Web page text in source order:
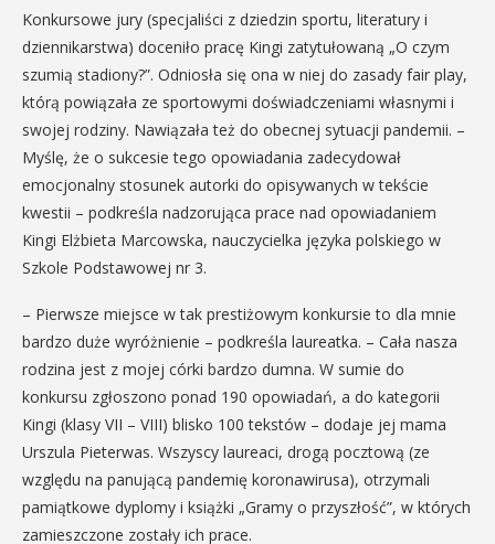
Konkursowe jury (specjaliści z dziedzin sportu, literatury i
dziennikarstwa) doceniło pracę Kingi zatytułowaną „O czym
szumią stadiony?”. Odniosła się ona w niej do zasady fair play,
którą powiązała ze sportowymi doświadczeniami własnymi i
swojej rodziny. Nawiązała też do obecnej sytuacji pandemii. –
Myślę, że o sukcesie tego opowiadania zadecydował
emocjonalny stosunek autorki do opisywanych w tekście
kwestii – podkreśla nadzorująca prace nad opowiadaniem
Kingi Elżbieta Marcowska, nauczycielka języka polskiego w
Szkole Podstawowej nr 3.
– Pierwsze miejsce w tak prestiżowym konkursie to dla mnie
bardzo duże wyróżnienie – podkreśla laureatka. – Cała nasza
rodzina jest z mojej córki bardzo dumna. W sumie do
konkursu zgłoszono ponad 190 opowiadań, a do kategorii
Kingi (klasy VII – VIII) blisko 100 tekstów – dodaje jej mama
Urszula Pieterwas. Wszyscy laureaci, drogą pocztową (ze
względu na panującą pandemię koronawirusa), otrzymali
pamiątkowe dyplomy i książki „Gramy o przyszłość”, w których
zamieszczone zostały ich prace.